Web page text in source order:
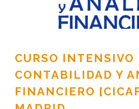
CURSO INTENSIVO
CONTABILIDAD Y
FINANCIERO